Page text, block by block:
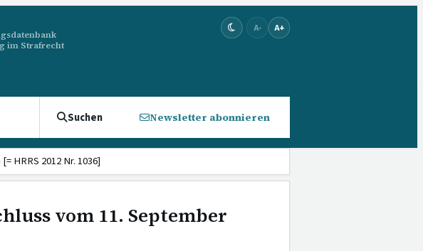
im Strafrecht
A- A+
Suchen Newsletter abonnieren
HRRS 2012 Nr. 1036]
vom 11. September